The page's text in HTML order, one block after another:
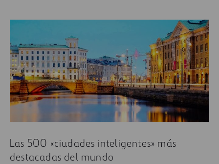
Las 500 «ciudades inteligentes» más
destacadas del mundo